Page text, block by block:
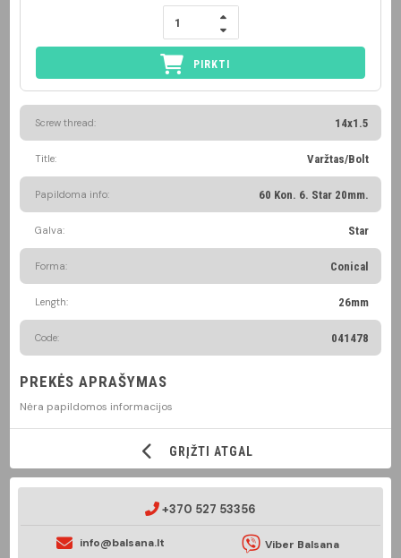
PIRKTI
Screw thread: 14x1.5
Title: Varžtas/Bolt
Papildoma info: 60 Kon. 6. Star 20mm.
Galva: Star
Forma: Conical
Length: 26mm
Code: 041478
PREKĖS APRAŠYMAS
Nėra papildomos informacijos
GRĮŽTI ATGAL
+370 527 53356
info@balsana.lt Viber Balsana